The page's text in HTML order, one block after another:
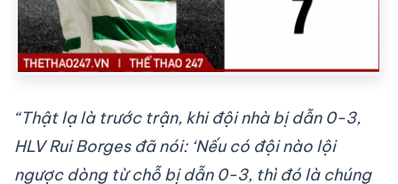
“Thật lạ là trước trận, khi đội nhà bị dẫn 0-3,
HLV Rui Borges đã nói: ‘Nếu có đội nào lội
ngược dòng từ chỗ bị dẫn 0-3, thì đó là chúng